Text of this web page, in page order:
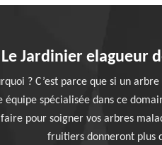
Le Jardinier elagueur
? C’est parce que si un
spécialisée dans ce
pour soigner vos arbres
fruitiers donneront plus